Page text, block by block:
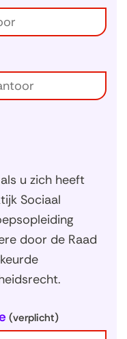
u zich heeft
Sociaal
door de Raad
(verplicht)